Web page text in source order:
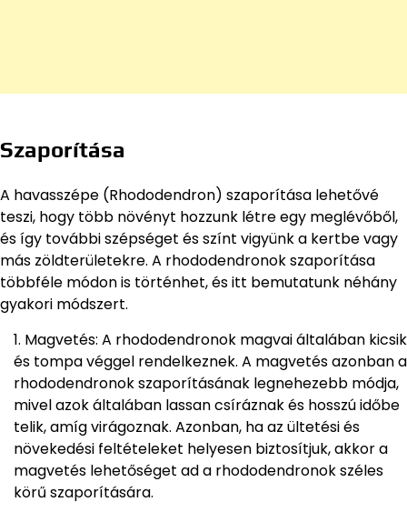
Szaporítása
A havasszépe (Rhododendron) szaporítása lehetővé
teszi, hogy több növényt hozzunk létre egy meglévőből,
és így további szépséget és színt vigyünk a kertbe vagy
más zöldterületekre. A rhododendronok szaporítása
többféle módon is történhet, és itt bemutatunk néhány
gyakori módszert.
Magvetés: A rhododendronok magvai általában kicsik
és tompa véggel rendelkeznek. A magvetés azonban a
rhododendronok szaporításának legnehezebb módja,
mivel azok általában lassan csíráznak és hosszú időbe
telik, amíg virágoznak. Azonban, ha az ültetési és
növekedési feltételeket helyesen biztosítjuk, akkor a
magvetés lehetőséget ad a rhododendronok széles
körű szaporítására.